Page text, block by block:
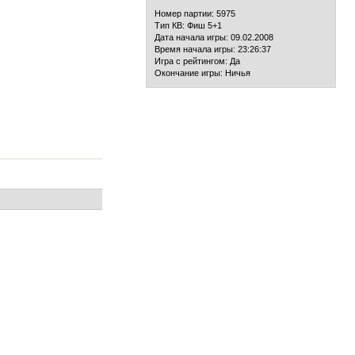
Номер партии: 5975
Тип КВ: Фиш 5+1
Дата начала игры: 09.02.2008
Время начала игры: 23:26:37
Игра с рейтингом: Да
Окончание игры: Ничья